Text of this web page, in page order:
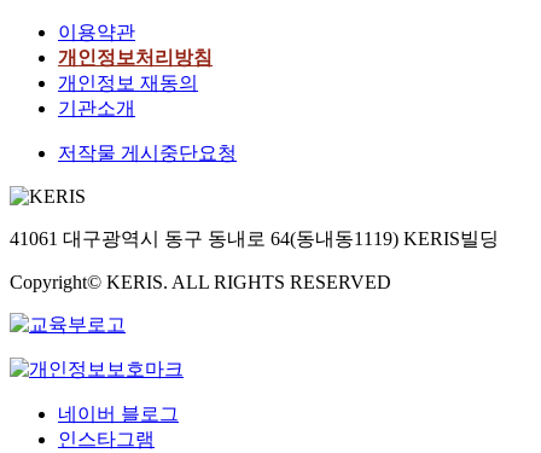
이용약관
개인정보처리방침
개인정보 재동의
기관소개
저작물 게시중단요청
41061 대구광역시 동구 동내로 64(동내동1119) KERIS빌딩
Copyright© KERIS. ALL RIGHTS RESERVED
네이버 블로그
인스타그램